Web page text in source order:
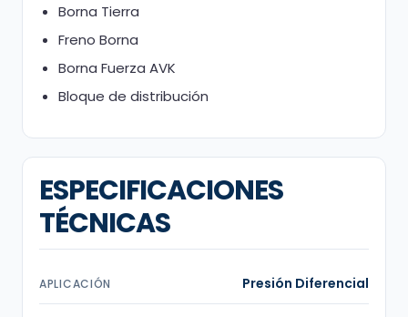
Borna Tierra
Freno Borna
Borna Fuerza AVK
Bloque de distribución
ESPECIFICACIONES
TÉCNICAS
APLICACIÓN Presión Diferencial